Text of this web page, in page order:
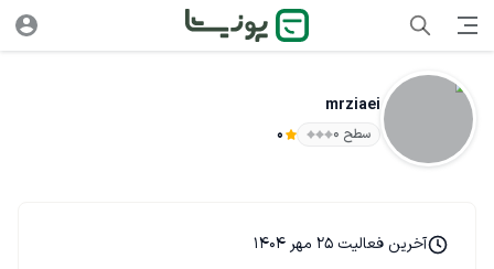
mrziaei
سطح ۰ 0
آخرین فعالیت 25 مهر 1404